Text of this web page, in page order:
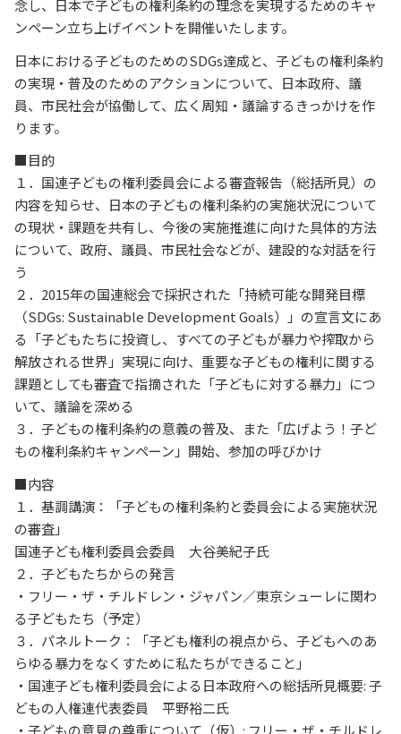
念し、日本で子どもの権利条約の理念を実現するためのキャ
ンペーン立ち上げイベントを開催いたします。
日本における子どものためのSDGs達成と、子どもの権利条約
の実現・普及のためのアクションについて、日本政府、議
員、市民社会が協働して、広く周知・議論するきっかけを作
ります。
■目的
１．国連子どもの権利委員会による審査報告（総括所見）の
内容を知らせ、日本の子どもの権利条約の実施状況について
の現状・課題を共有し、今後の実施推進に向けた具体的方法
について、政府、議員、市民社会などが、建設的な対話を行
う
２．2015年の国連総会で採択された「持続可能な開発目標
（SDGs: Sustainable Development Goals）」の宣言文にあ
る「子どもたちに投資し、すべての子どもが暴力や搾取から
解放される世界」実現に向け、重要な子どもの権利に関する
課題としても審査で指摘された「子どもに対する暴力」につ
いて、議論を深める
３．子どもの権利条約の意義の普及、また「広げよう！子ど
もの権利条約キャンペーン」開始、参加の呼びかけ
■内容
１．基調講演：「子どもの権利条約と委員会による実施状況
の審査」
国連子ども権利委員会委員 大谷美紀子氏
２．子どもたちからの発言
・フリー・ザ・チルドレン・ジャパン／東京シューレに関わ
る子どもたち（予定）
３．パネルトーク：「子ども権利の視点から、子どもへのあ
らゆる暴力をなくすために私たちができること」
・国連子ども権利委員会による日本政府への総括所見概要: 子
どもの人権連代表委員 平野裕二氏
・子どもの意見の尊重について（仮）: フリー・ザ・チルドレ